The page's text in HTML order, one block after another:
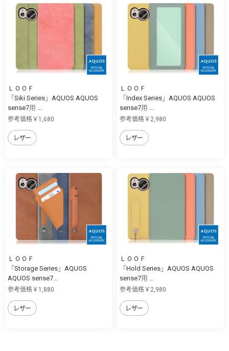
ＬＯＯＦ
「Siki Series」AQUOS AQUOS
sense7用 ...
参考価格￥1,680
レザー
ＬＯＯＦ
「Index Series」AQUOS AQUOS
sense7用 ...
参考価格￥2,980
レザー
ＬＯＯＦ
「Storage Series」AQUOS
AQUOS sense7...
参考価格￥1,880
レザー
ＬＯＯＦ
「Hold Series」AQUOS AQUOS
sense7用 ...
参考価格￥2,980
レザー